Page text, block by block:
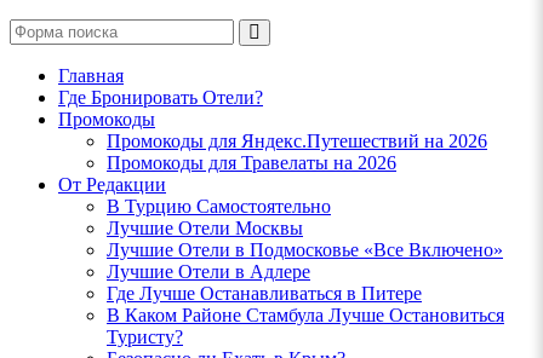
Главная
Где Бронировать Отели?
Промокоды
Промокоды для Яндекс.Путешествий на 2026
Промокоды для Травелаты на 2026
От Редакции
В Турцию Самостоятельно
Лучшие Отели Москвы
Лучшие Отели в Подмосковье «Все Включено»
Лучшие Отели в Адлере
Где Лучше Останавливаться в Питере
В Каком Районе Стамбула Лучше Остановиться
Туристу?